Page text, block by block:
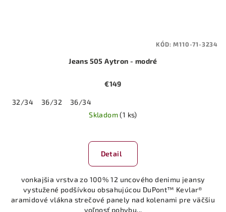
Jeans 505 Aytron - modré
€149
32/34 36/32
36/34
Skladom(1 ks)
Detail
vonkajšia vrstva zo 100% 12 uncového denimu jeansy
vystužené podšívkou obsahujúcou DuPont™ Kevlar®
aramidové vlákna strečové panely nad kolenami pre väčšiu
voľnosť pohybu...
KÓD:M110-71-3234